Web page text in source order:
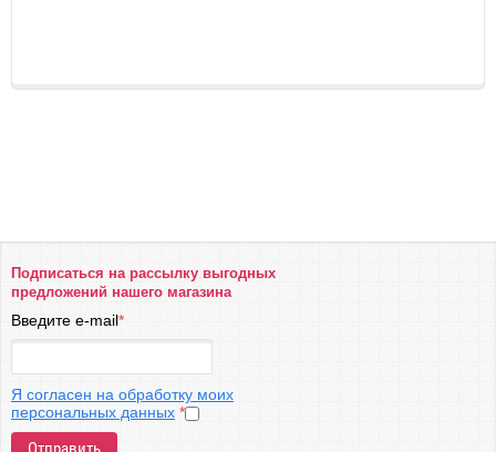
Подписаться на рассылку выгодных
предложений нашего магазина
Введите e-mail*
Я согласен на обработку моих
персональных данных *